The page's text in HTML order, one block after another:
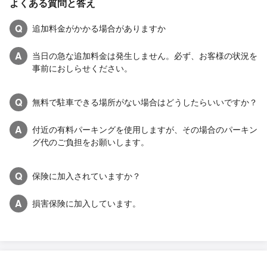
Q
追加料金がかかる場合がありますか
A
当日の急な追加料金は発生しません。必ず、お客様の状況を
事前におしらせください。
Q 無料で駐車できる場所がない場合はどうしたらいいですか？
A
付近の有料パーキングを使用しますが、その場合のパーキン
グ代のご負担をお願いします。
Q 保険に加入されていますか？
A 損害保険に加入しています。